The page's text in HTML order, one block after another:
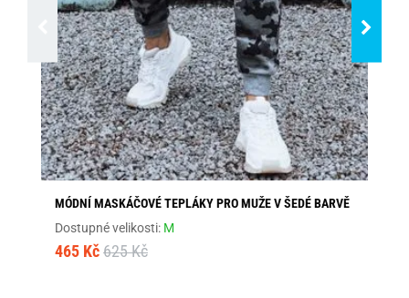
MÓDNÍ MASKÁČOVÉ TEPLÁKY PRO MUŽE V ŠEDÉ BARVĚ
Dostupné velikosti: M
465 Kč 625 Kč